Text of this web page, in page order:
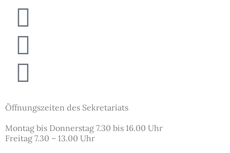
Newspaper
Instagram
Podcast
Öffnungszeiten des Sekretariats
Montag bis Donnerstag 7.30 bis 16.00 Uhr
Freitag 7.30 – 13.00 Uhr